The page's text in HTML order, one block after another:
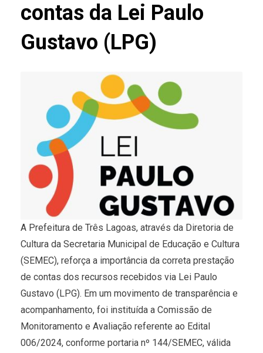
contas da Lei Paulo
Gustavo (LPG)
A Prefeitura de Três Lagoas, através da Diretoria de
Cultura da Secretaria Municipal de Educação e Cultura
(SEMEC), reforça a importância da correta prestação
de contas dos recursos recebidos via Lei Paulo
Gustavo (LPG). Em um movimento de transparência e
acompanhamento, foi instituída a Comissão de
Monitoramento e Avaliação referente ao Edital
006/2024, conforme portaria nº 144/SEMEC, válida